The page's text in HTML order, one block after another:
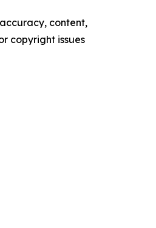
content,
copyright issues